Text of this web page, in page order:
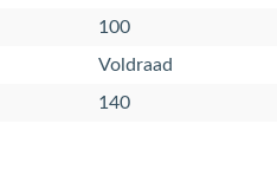
100
Voldraad
140